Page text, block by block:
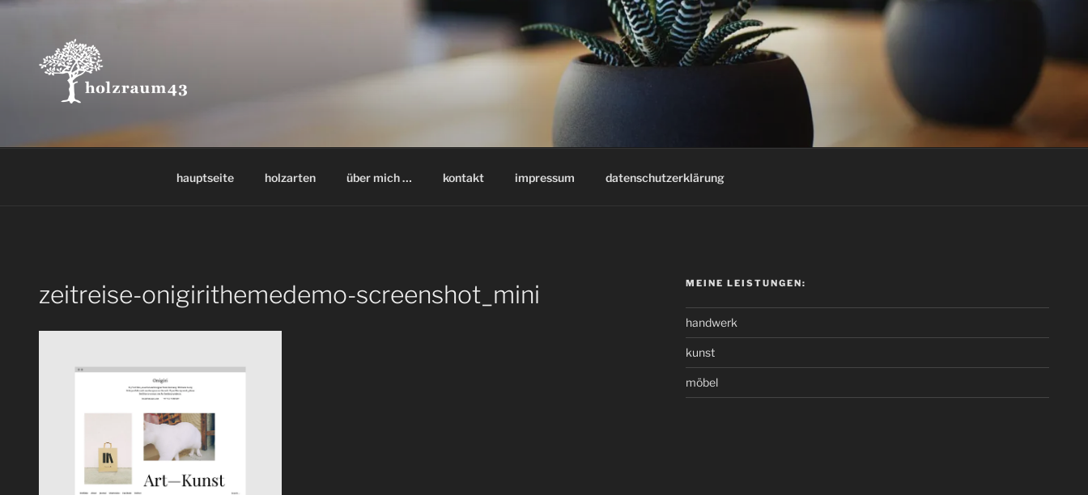
Zum
hauptseite holzarten über mich … kontakt impressum datenschutzerklärung
zeitreise-onigirithemedemo-screenshot_mini MEINE LEISTUNGEN:
handwerk
kunst
möbel